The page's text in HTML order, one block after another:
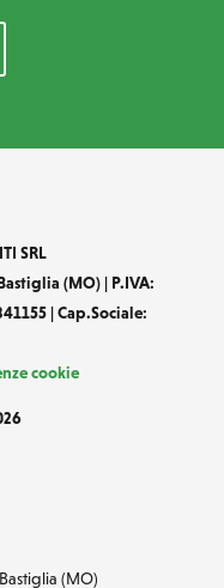
SRL
(MO) | P.IVA:
| Cap.Sociale:
cookie
(MO)